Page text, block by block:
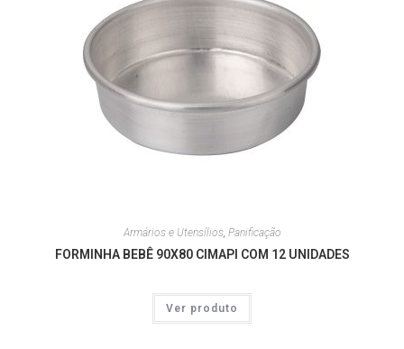
Armários e Utensílios, Panificação
FORMINHA BEBÊ 90X80 CIMAPI COM 12 UNIDADES
Ver produto